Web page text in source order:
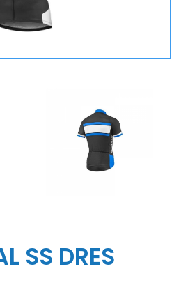
SS DRES